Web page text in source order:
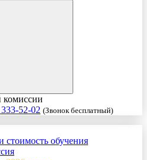
комиссии
52-02 (Звонок бесплатный)
стоимость обучения